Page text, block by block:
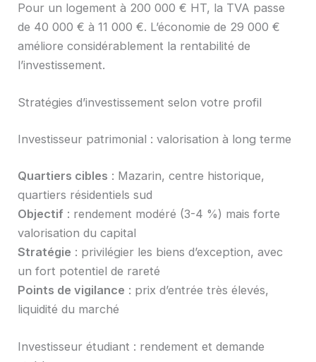
Pour un logement à 200 000 € HT, la TVA passe
de 40 000 € à 11 000 €. L’économie de 29 000 €
améliore considérablement la rentabilité de
l’investissement.
Stratégies d’investissement selon votre profil
Investisseur patrimonial : valorisation à long terme
Quartiers cibles : Mazarin, centre historique,
quartiers résidentiels sud
Objectif : rendement modéré (3-4 %) mais forte
valorisation du capital
Stratégie : privilégier les biens d’exception, avec
un fort potentiel de rareté
Points de vigilance : prix d’entrée très élevés,
liquidité du marché
Investisseur étudiant : rendement et demande